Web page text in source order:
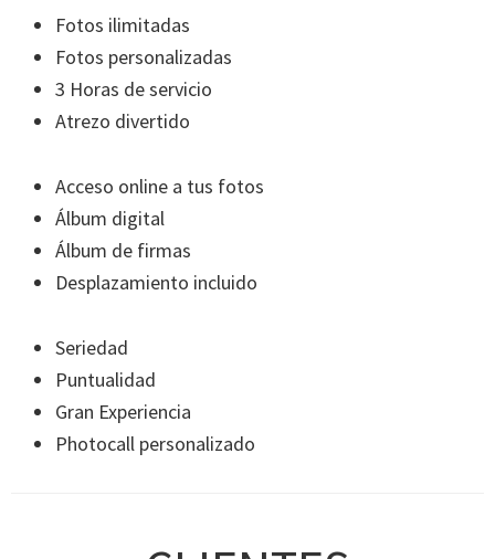
Fotos ilimitadas
Fotos personalizadas
3 Horas de servicio
Atrezo divertido
Acceso online a tus fotos
Álbum digital
Álbum de firmas
Desplazamiento incluido
Seriedad
Puntualidad
Gran Experiencia
Photocall personalizado